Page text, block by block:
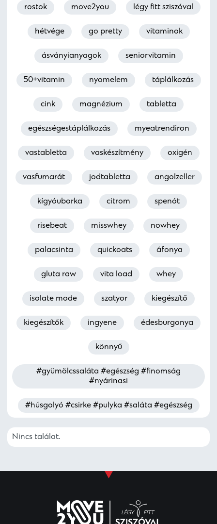
rostok move2you légy fitt sziszóval
hétvége go pretty vitaminok
ásványianyagok seniorvitamin
50+vitamin nyomelem táplálkozás
cink magnézium tabletta
egészségestáplálkozás myeatrendiron
vastabletta vaskészítmény oxigén
vasfumarát jodtabletta angolzeller
kígyóuborka citrom spenót
risebeat misswhey nowhey
palacsinta quickoats áfonya
gluta raw vita load whey
isolate mode szatyor kiegészítő
kiegészítők ingyene édesburgonya
könnyű
#gyümölcssaláta #egészség #finomság
#nyárinasi
#húsgolyó #csirke #pulyka #saláta #egészség
Nincs találat.